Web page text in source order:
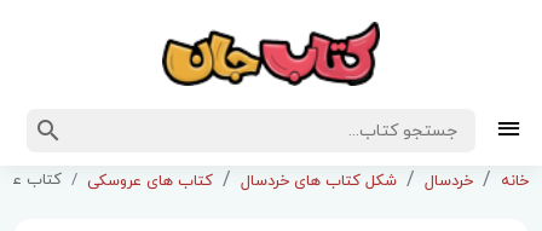
خانه خردسال شکل کتاب های خردسال کتاب های عروسکی کتاب